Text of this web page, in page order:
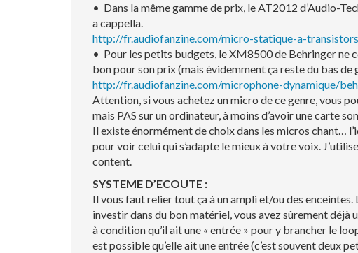
• Dans la même gamme de prix, le AT2012 d’Audio-
a cappella.
http://fr.audiofanzine.com/micro-statique-a-
• Pour les petits budgets, le XM8500 de Behringer ne
bon pour son prix (mais évidemment ça reste du bas de
http://fr.audiofanzine.com/microphone-dynamique/
Attention, si vous achetez un micro de ce genre, vous
mais PAS sur un ordinateur, à moins d’avoir une carte
Il existe énormément de choix dans les micros chant…
pour voir celui qui s’adapte le mieux à votre voix.
content.
SYSTEME D’ECOUTE :
Il vous faut relier tout ça à un ampli et/ou des
investir dans du bon matériel, vous avez sûrement déjà
à condition qu’il ait une « entrée » pour y brancher le
est possible qu’elle ait une entrée (c’est souvent deux